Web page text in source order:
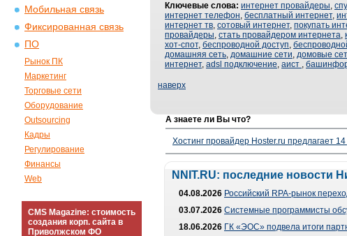
Мобильная связь
Фиксированная связь
ПО
Рынок ПК
Маркетинг
Торговые сети
Оборудование
Outsourcing
Кадры
Регулирование
Финансы
Web
CMS Magazine: стоимость
создания корп. сайта в
Приволжском ФО
Ключевые слова: интернет провайдеры,
интернет телефон, бесплатный интернет,
интернет тв, сотовый интернет, покупать
провайдеры, стать провайдером интернета,
хот-спот, беспроводной доступ,
домашняя сеть, домашние сети, домовые
интернет, adsl подключение, аист ,
наверх
А знаете ли Вы что?
Хостинг провайдер Hoster.ru предлагает
NNIT.RU: последние новости
04.08.2026 Российский RPA-рынок
03.07.2026 Системные программисты
18.06.2026 ГК «ЭОС» подвела итоги